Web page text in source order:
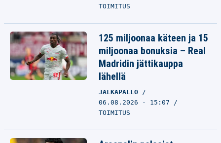
TOIMITUS
125 miljoonaa käteen ja 15
miljoonaa bonuksia – Real
Madridin jättikauppa
lähellä
JALKAPALLO
06.08.2026 - 15:07
TOIMITUS